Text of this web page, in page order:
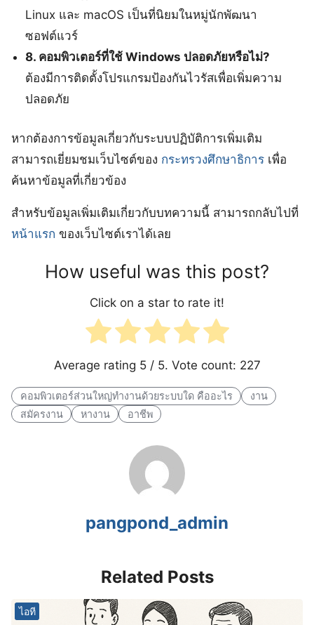
Linux และ macOS เป็นที่นิยมในหมู่นักพัฒนา
ซอฟต์แวร์
8. คอมพิวเตอร์ที่ใช้ Windows ปลอดภัยหรือไม่?
ต้องมีการติดตั้งโปรแกรมป้องกันไวรัสเพื่อเพิ่มความ
ปลอดภัย
หากต้องการข้อมูลเกี่ยวกับระบบปฏิบัติการเพิ่มเติม
สามารถเยี่ยมชมเว็บไซต์ของ กระทรวงศึกษาธิการ เพื่อ
ค้นหาข้อมูลที่เกี่ยวข้อง
สำหรับข้อมูลเพิ่มเติมเกี่ยวกับบทความนี้ สามารถกลับไปที่
หน้าแรก ของเว็บไซต์เราได้เลย
How useful was this post?
Click on a star to rate it!
Average rating 5/ 5. Vote count: 227
คอมพิวเตอร์ส่วนใหญ่ทํางานด้วยระบบใด คืออะไร
งาน
สมัครงาน
หางาน อาชีพ
pangpond_admin
Related Posts
ไอที